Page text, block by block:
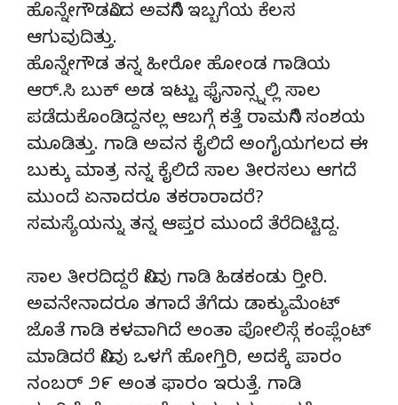
ಹೊನ್ನೇಗೌಡನಿಂದ ಅವನಿಗೆ ಇಬ್ಬಗೆಯ ಕೆಲಸ
ಆಗುವುದಿತ್ತು.
ಹೊನ್ನೇಗೌಡ ತನ್ನ ಹೀರೋ ಹೋಂಡ ಗಾಡಿಯ
ಆರ್.ಸಿ ಬುಕ್ ಅಡ ಇಟ್ಟು ಫೈನಾನ್ಸ್ನಲ್ಲಿ ಸಾಲ
ಪಡೆದುಕೊಂಡಿದ್ದನಲ್ಲ ಆಬಗ್ಗೆ ಕತ್ತೆ ರಾಮನಿಗೆ ಸಂಶಯ
ಮೂಡಿತ್ತು. ಗಾಡಿ ಅವನ ಕೈಲಿದೆ ಅಂಗೈಯಗಲದ ಈ
ಬುಕ್ಕು ಮಾತ್ರ ನನ್ನ ಕೈಲಿದೆ ಸಾಲ ತೀರಸಲು ಆಗದೆ
ಮುಂದೆ ಏನಾದರೂ ತಕರಾರಾದರೆ?
ಸಮಸ್ಯೆಯನ್ನು ತನ್ನ ಆಪ್ತರ ಮುಂದೆ ತೆರೆದಿಟ್ಟಿದ್ದ.
ಸಾಲ ತೀರದಿದ್ದರೆ ನೀವು ಗಾಡಿ ಹಿಡಕಂಡು ರ‍್ತೀರಿ.
ಅವನೇನಾದರೂ ತಗಾದೆ ತೆಗೆದು ಡಾಕ್ಯುಮೆಂಟ್
ಜೊತೆ ಗಾಡಿ ಕಳವಾಗಿದೆ ಅಂತಾ ಪೋಲಿಸ್ಗೆ ಕಂಪ್ಲೆಂಟ್
ಮಾಡಿದರೆ ನೀವು ಒಳಗೆ ಹೋಗ್ತಿರಿ, ಅದಕ್ಕೆ ಪಾರಂ
ನಂಬರ್ ೨೯ ಅಂತ ಫಾರಂ ಇರುತ್ತೆ. ಗಾಡಿ